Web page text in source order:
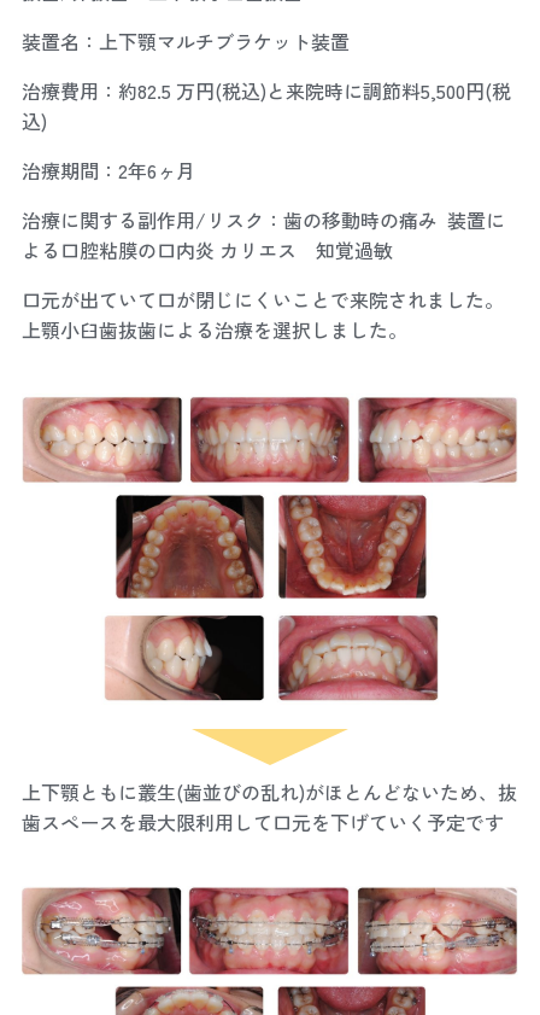
装置名：上下顎マルチブラケット装置
治療費用：約82.5 万円(税込)と来院時に調節料5,500円(税
込)
治療期間：2年6ヶ月
治療に関する副作用/リスク：歯の移動時の痛み 装置に
よる口腔粘膜の口内炎 カリエス 知覚過敏
口元が出ていて口が閉じにくいことで来院されました。
上顎小臼歯抜歯による治療を選択しました。
上下顎ともに叢生(歯並びの乱れ)がほとんどないため、抜
歯スペースを最大限利用して口元を下げていく予定です